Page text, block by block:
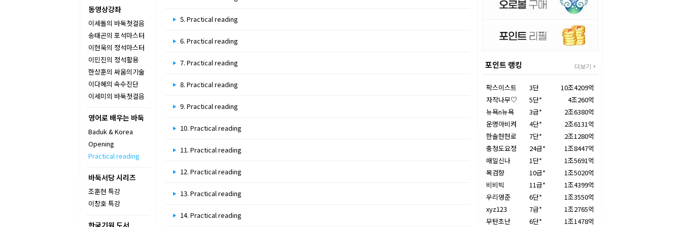
동영상강좌
이세돌의 바둑첫걸음
송태곤의 포석마스터
이현욱의 정석마스터
이민진의 정석활용
한상훈의 싸움의기술
이다혜의 속수진단
이세미의 바둑첫걸음
영어로 배우는 바둑
Baduk & Korea
Opening
Practical reading
바둑서당 시리즈
조훈현 특강
이창호 특강
한국기원 도서
5. Practical reading
6. Practical reading
7. Practical reading
8. Practical reading
9. Practical reading
10. Practical reading
11. Practical reading
12. Practical reading
13. Practical reading
14. Practical reading
포인트 랭킹 더보기
팍스이스트 3단
10조4209억
자작나무♡
5단*
4조260억
뉴욕n뉴욕
3급*
2조6380억
운명아비켜
4단*
2조6131억
한솔현현로
7단*
2조1280억
충청도요정
24급*
1조8447억
매일신나
1단*
1조5691억
목검향
10급*
1조5020억
비비빅
11급*
1조4399억
우리영준
6단*
1조3550억
xyz123
7급*
1조2765억
무탄초난
6단* 1조1478억